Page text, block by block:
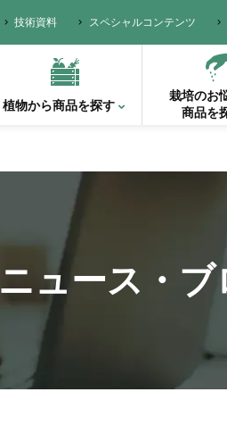
植物から商品を探す
栽培のお
商品を
技術資料 スペシャルコンテンツ
ニュース・ブ